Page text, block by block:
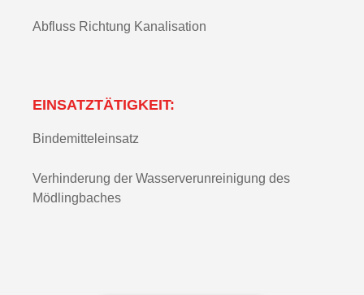
Abfluss Richtung Kanalisation
EINSATZTÄTIGKEIT:
Bindemitteleinsatz
Verhinderung der Wasserverunreinigung des
Mödlingbaches